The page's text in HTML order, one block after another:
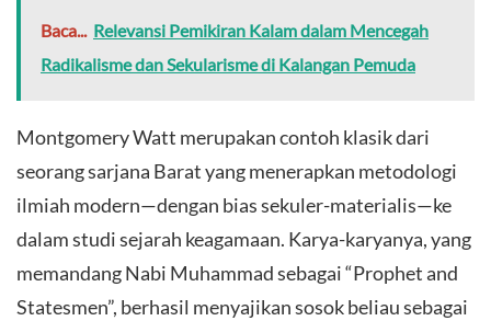
Baca... Relevansi Pemikiran Kalam dalam Mencegah
Radikalisme dan Sekularisme di Kalangan Pemuda
Montgomery Watt merupakan contoh klasik dari
seorang sarjana Barat yang menerapkan metodologi
ilmiah modern—dengan bias sekuler-materialis—ke
dalam studi sejarah keagamaan. Karya-karyanya, yang
memandang Nabi Muhammad sebagai “Prophet and
Statesmen”, berhasil menyajikan sosok beliau sebagai